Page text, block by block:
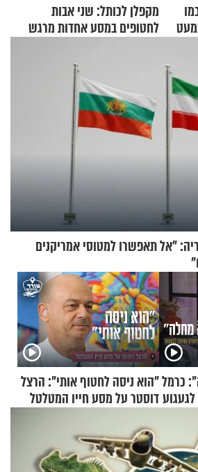
מקפלן לכותל: שני אבות
לחטופים במסע אחדות מרגש
"אל תאפשרו למטוסי אמריקנים
כרמל"הוא ניסה לחטוף אותי": הרצל
דוסטר על מסע חייו המטלטל